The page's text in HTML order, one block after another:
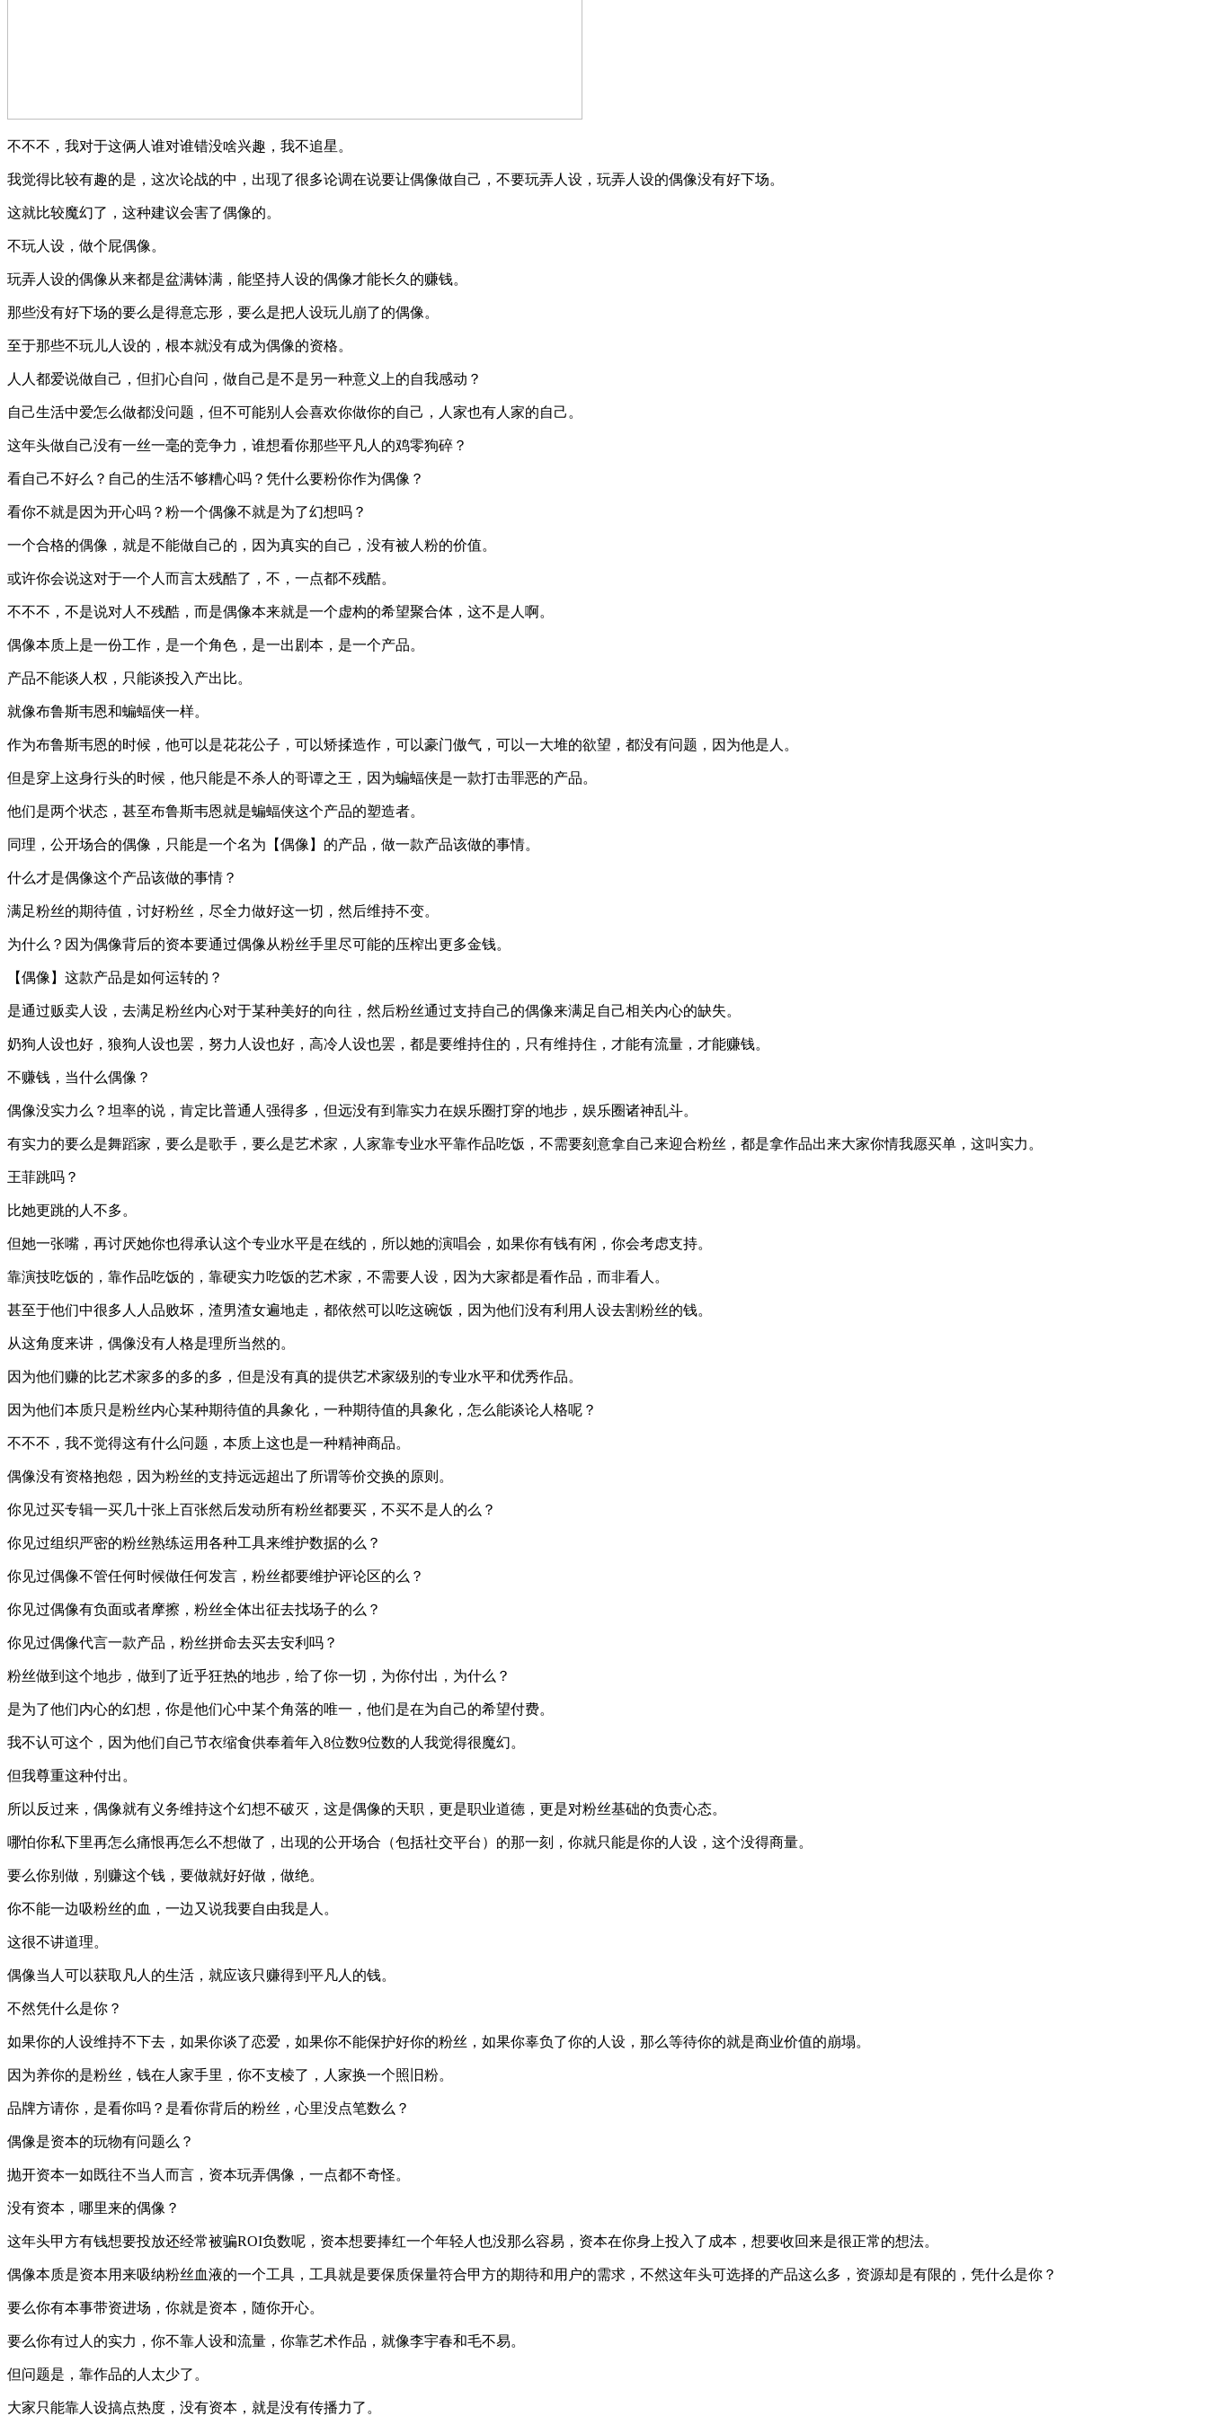
不不不，我对于这俩人谁对谁错没啥兴趣，我不追星。
我觉得比较有趣的是，这次论战的中，出现了很多论调在说要让偶像做自己，不要玩弄人设，玩弄人设的偶像没有好下场。
这就比较魔幻了，这种建议会害了偶像的。
不玩人设，做个屁偶像。
玩弄人设的偶像从来都是盆满钵满，能坚持人设的偶像才能长久的赚钱。
那些没有好下场的要么是得意忘形，要么是把人设玩儿崩了的偶像。
至于那些不玩儿人设的，根本就没有成为偶像的资格。
人人都爱说做自己，但扪心自问，做自己是不是另一种意义上的自我感动？
自己生活中爱怎么做都没问题，但不可能别人会喜欢你做你的自己，人家也有人家的自己。
这年头做自己没有一丝一毫的竞争力，谁想看你那些平凡人的鸡零狗碎？
看自己不好么？自己的生活不够糟心吗？凭什么要粉你作为偶像？
看你不就是因为开心吗？粉一个偶像不就是为了幻想吗？
一个合格的偶像，就是不能做自己的，因为真实的自己，没有被人粉的价值。
或许你会说这对于一个人而言太残酷了，不，一点都不残酷。
不不不，不是说对人不残酷，而是偶像本来就是一个虚构的希望聚合体，这不是人啊。
偶像本质上是一份工作，是一个角色，是一出剧本，是一个产品。
产品不能谈人权，只能谈投入产出比。
就像布鲁斯韦恩和蝙蝠侠一样。
作为布鲁斯韦恩的时候，他可以是花花公子，可以矫揉造作，可以豪门傲气，可以一大堆的欲望，都没有问题，因为他是人。
但是穿上这身行头的时候，他只能是不杀人的哥谭之王，因为蝙蝠侠是一款打击罪恶的产品。
他们是两个状态，甚至布鲁斯韦恩就是蝙蝠侠这个产品的塑造者。
同理，公开场合的偶像，只能是一个名为【偶像】的产品，做一款产品该做的事情。
什么才是偶像这个产品该做的事情？
满足粉丝的期待值，讨好粉丝，尽全力做好这一切，然后维持不变。
为什么？因为偶像背后的资本要通过偶像从粉丝手里尽可能的压榨出更多金钱。
【偶像】这款产品是如何运转的？
是通过贩卖人设，去满足粉丝内心对于某种美好的向往，然后粉丝通过支持自己的偶像来满足自己相关内心的缺失。
奶狗人设也好，狼狗人设也罢，努力人设也好，高冷人设也罢，都是要维持住的，只有维持住，才能有流量，才能赚钱。
不赚钱，当什么偶像？
偶像没实力么？坦率的说，肯定比普通人强得多，但远没有到靠实力在娱乐圈打穿的地步，娱乐圈诸神乱斗。
有实力的要么是舞蹈家，要么是歌手，要么是艺术家，人家靠专业水平靠作品吃饭，不需要刻意拿自己来迎合粉丝，都是拿作品出来大家你情我愿买单，这叫实力。
王菲跳吗？
比她更跳的人不多。
但她一张嘴，再讨厌她你也得承认这个专业水平是在线的，所以她的演唱会，如果你有钱有闲，你会考虑支持。
靠演技吃饭的，靠作品吃饭的，靠硬实力吃饭的艺术家，不需要人设，因为大家都是看作品，而非看人。
甚至于他们中很多人人品败坏，渣男渣女遍地走，都依然可以吃这碗饭，因为他们没有利用人设去割粉丝的钱。
从这角度来讲，偶像没有人格是理所当然的。
因为他们赚的比艺术家多的多的多，但是没有真的提供艺术家级别的专业水平和优秀作品。
因为他们本质只是粉丝内心某种期待值的具象化，一种期待值的具象化，怎么能谈论人格呢？
不不不，我不觉得这有什么问题，本质上这也是一种精神商品。
偶像没有资格抱怨，因为粉丝的支持远远超出了所谓等价交换的原则。
你见过买专辑一买几十张上百张然后发动所有粉丝都要买，不买不是人的么？
你见过组织严密的粉丝熟练运用各种工具来维护数据的么？
你见过偶像不管任何时候做任何发言，粉丝都要维护评论区的么？
你见过偶像有负面或者摩擦，粉丝全体出征去找场子的么？
你见过偶像代言一款产品，粉丝拼命去买去安利吗？
粉丝做到这个地步，做到了近乎狂热的地步，给了你一切，为你付出，为什么？
是为了他们内心的幻想，你是他们心中某个角落的唯一，他们是在为自己的希望付费。
我不认可这个，因为他们自己节衣缩食供奉着年入8位数9位数的人我觉得很魔幻。
但我尊重这种付出。
所以反过来，偶像就有义务维持这个幻想不破灭，这是偶像的天职，更是职业道德，更是对粉丝基础的负责心态。
哪怕你私下里再怎么痛恨再怎么不想做了，出现的公开场合（包括社交平台）的那一刻，你就只能是你的人设，这个没得商量。
要么你别做，别赚这个钱，要做就好好做，做绝。
你不能一边吸粉丝的血，一边又说我要自由我是人。
这很不讲道理。
偶像当人可以获取凡人的生活，就应该只赚得到平凡人的钱。
不然凭什么是你？
如果你的人设维持不下去，如果你谈了恋爱，如果你不能保护好你的粉丝，如果你辜负了你的人设，那么等待你的就是商业价值的崩塌。
因为养你的是粉丝，钱在人家手里，你不支棱了，人家换一个照旧粉。
品牌方请你，是看你吗？是看你背后的粉丝，心里没点笔数么？
偶像是资本的玩物有问题么？
抛开资本一如既往不当人而言，资本玩弄偶像，一点都不奇怪。
没有资本，哪里来的偶像？
这年头甲方有钱想要投放还经常被骗ROI负数呢，资本想要捧红一个年轻人也没那么容易，资本在你身上投入了成本，想要收回来是很正常的想法。
偶像本质是资本用来吸纳粉丝血液的一个工具，工具就是要保质保量符合甲方的期待和用户的需求，不然这年头可选择的产品这么多，资源却是有限的，凭什么是你？
要么你有本事带资进场，你就是资本，随你开心。
要么你有过人的实力，你不靠人设和流量，你靠艺术作品，就像李宇春和毛不易。
但问题是，靠作品的人太少了。
大家只能靠人设搞点热度，没有资本，就是没有传播力了。